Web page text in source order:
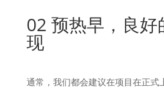
02 预热早，良好
现
通常，我们都会建议在项目在正式